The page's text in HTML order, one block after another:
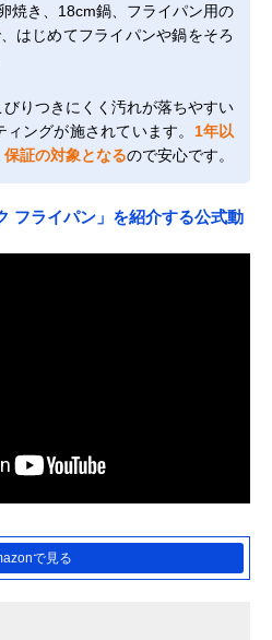
焼き、18cm鍋、フライパン用の
はじめてフライパンや鍋をそろ
りつきにくく汚れが落ちやすい
ングが施されています。 1年以
証の対象となるので安心です。
フライパン」を紹介する公式動
で見る